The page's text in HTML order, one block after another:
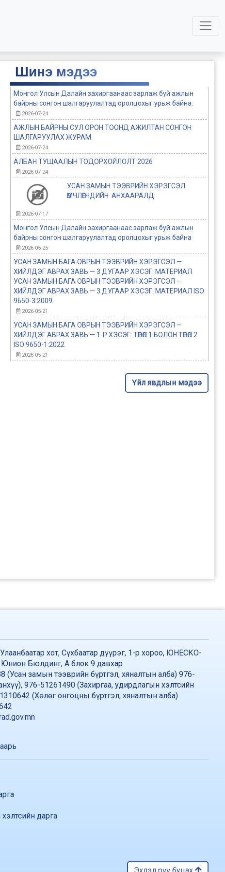
Шинэ мэдээ
Монгол Улсын Далайн захиргаанаас зарлаж буй ажлын
байрны сонгон шалгаруулалтад оролцохыг урьж байна.
2026-07-24
АЖЛЫН БАЙРНЫ СУЛ ОРОН ТООНД АЖИЛТАН СОНГОН
ШАЛГАРУУЛАХ ЖУРАМ
2026-07-24
АЛБАН ТУШААЛЫН ТОДОРХОЙЛОЛТ 2026
2026-07-24
2026-07-17
УСАН ЗАМЫН ТЭЭВРИЙН ХЭРЭГСЭЛ
ӨМЧЛӨГЧДИЙН АНХААРАЛД:
Монгол Улсын Далайн захиргаанаас зарлаж буй ажлын
байрны сонгон шалгаруулалтад оролцохыг урьж байна
2026-05-25
УСАН ЗАМЫН БАГА ОВРЫН ТЭЭВРИЙН ХЭРЭГСЭЛ —
ХИЙЛДЭГ АВРАХ ЗАВЬ — 3 ДУГААР ХЭСЭГ: МАТЕРИАЛ
УСАН ЗАМЫН БАГА ОВРЫН ТЭЭВРИЙН ХЭРЭГСЭЛ —
ХИЙЛДЭГ АВРАХ ЗАВЬ — 3 ДУГААР ХЭСЭГ: МАТЕРИАЛ ISO
9650-3:2009
2026-05-21
УСАН ЗАМЫН БАГА ОВРЫН ТЭЭВРИЙН ХЭРЭГСЭЛ —
ХИЙЛДЭГ АВРАХ ЗАВЬ — 1-Р ХЭСЭГ: ТӨРӨЛ 1 БОЛОН ТӨРӨЛ 2
ISO 9650-1:2022
2026-05-21
Үйл явдлын мэдээ
хот, Сүхбаатар дүүрэг, 1-р хороо, ЮНЕСКО-
Бюлдинг, А блок 9 давхар
(Усан замын тээврийн бүртгэл, хяналтын алба) 976-
976-51261490 (Захиргаа, удирдлагын хэлтсийн
(Хөлөг онгоцны бүртгэл, хяналтын алба)
дарга
Эхлэл рүү буцах